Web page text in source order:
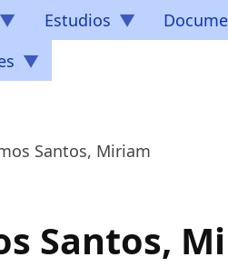
Estudios
Santos, Miriam
Santos,